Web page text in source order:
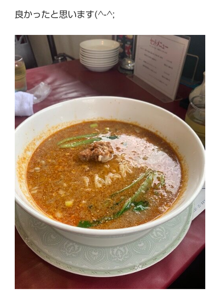
良かったと思います(^-^;